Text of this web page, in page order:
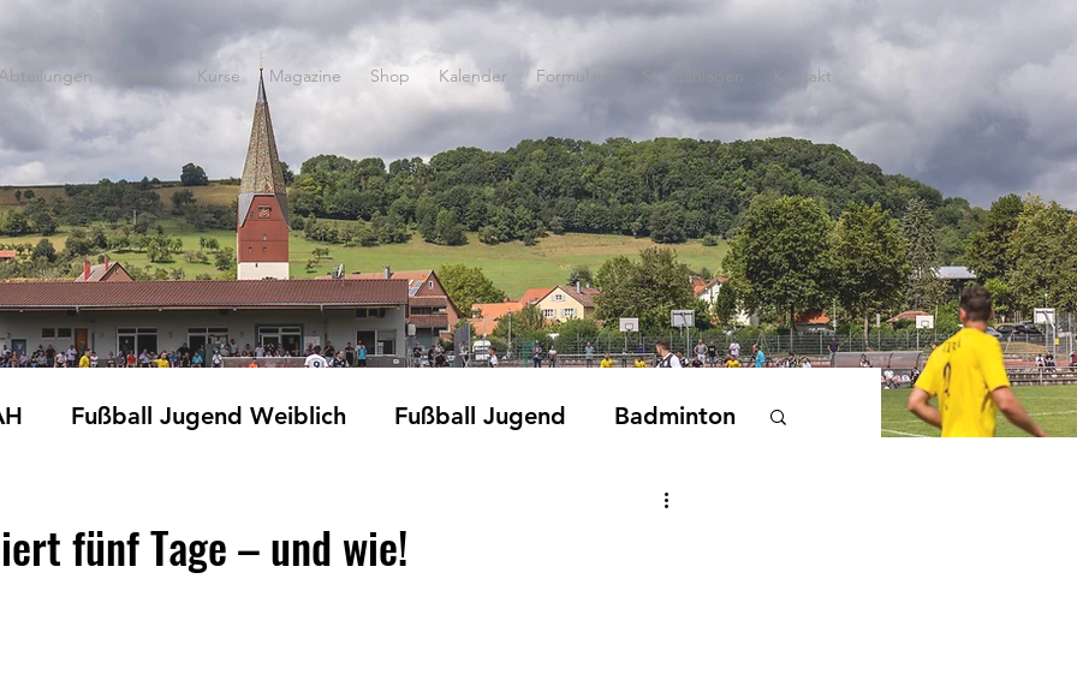
Kurse Magazine Shop Kalender Formulare Kontakt
Fußball Jugend Weiblich Fußball Jugend Badminton
fünf Tage – und wie!